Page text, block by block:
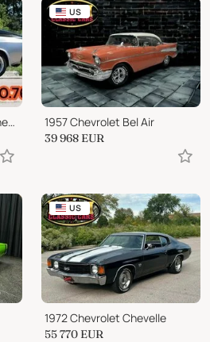
1978 Porsche 924 2.0L Inline-4, 5-Speed, Automotion Widebody Kit
US
1957 Chevrolet Bel Air
39 968 EUR
US
1972 Chevrolet Chevelle
55 770 EUR